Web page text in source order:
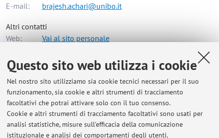
Questo sito web utilizza i cookie
Nel nostro sito utilizziamo sia cookie tecnici necessari per il suo
funzionamento, sia cookie e altri strumenti di tracciamento
facoltativi che potrai attivare solo con il tuo consenso.
Cookie e altri strumenti di tracciamento facoltativi sono usati per
analisi statistiche, misure sull'efficacia della comunicazione
istituzionale e analisi dei comportamenti degli utenti.
E-mail: brajesh.achari@unibo.it
Altri contatti
Web:
Vai al sito personale
Viale Berti Pichat 6/2, Bologna -
Vai alla mappa
Orario di ricevimento